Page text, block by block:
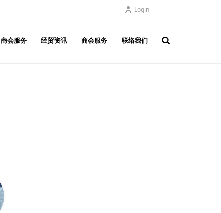
Login
商会服务 经贸资讯 商会服务 联络我们